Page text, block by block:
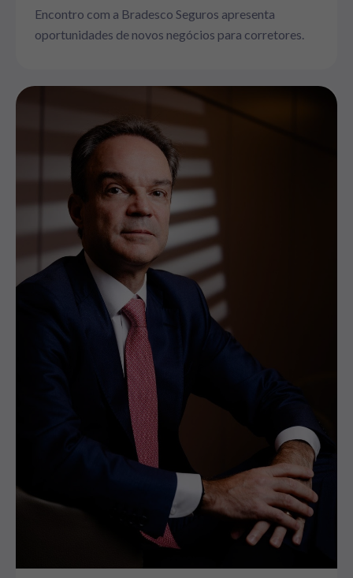
Encontro com a Bradesco Seguros apresenta
oportunidades de novos negócios para corretores.